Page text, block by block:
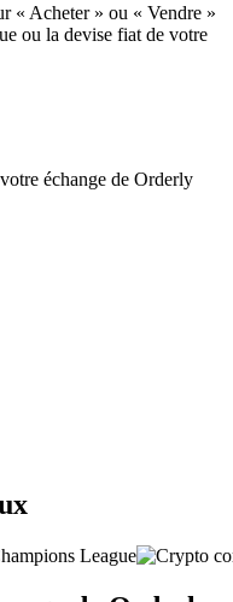
« Acheter » ou « Vendre »
ou la devise fiat de votre
échange de Orderly